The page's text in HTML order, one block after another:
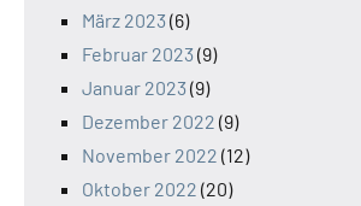
März 2023(6)
Februar 2023(9)
Januar 2023(9)
Dezember 2022 (9)
November 2022 (12)
Oktober 2022 (20)